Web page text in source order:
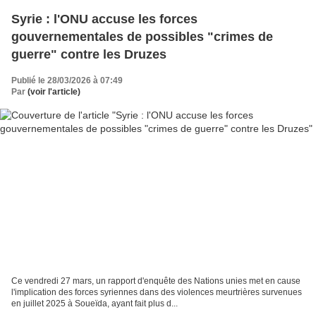
Syrie : l'ONU accuse les forces
gouvernementales de possibles "crimes de
guerre" contre les Druzes
Publié le 28/03/2026 à 07:49
Par (voir l'article)
Ce vendredi 27 mars, un rapport d'enquête des Nations unies met en cause
l'implication des forces syriennes dans des violences meurtrières survenues
en juillet 2025 à Soueïda, ayant fait plus d...